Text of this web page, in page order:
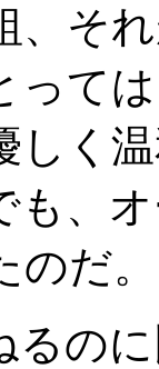
、そ
って
しく
も、
だ。
の